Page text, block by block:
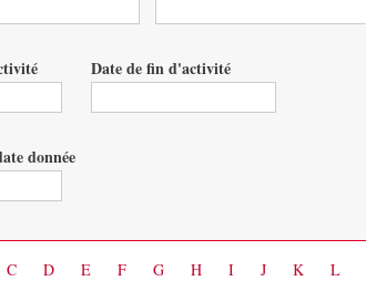
Date de fin d'activité
donnée
C D E F G H I J K L